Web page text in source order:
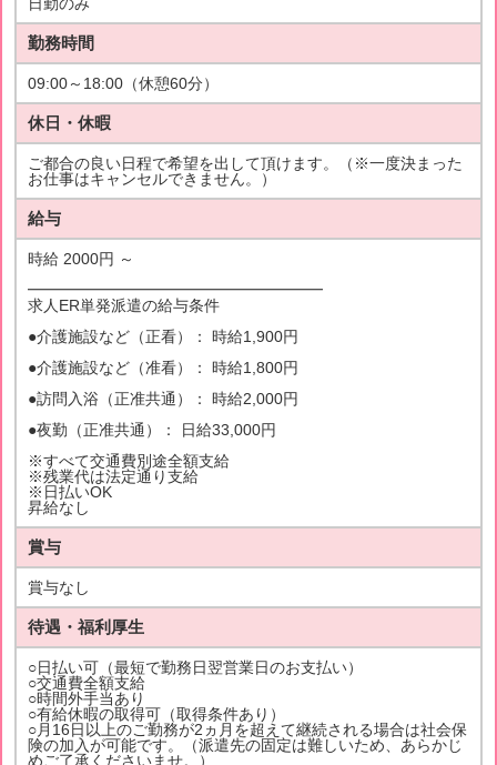
勤務時間
09:00～18:00（休憩60分）
休日・休暇
ご都合の良い日程で希望を出して頂けます。（※一度決まった
お仕事はキャンセルできません。）
給与
時給 2000円 ～
━━━━━━━━━━━━━━━━━━━
求人ER単発派遣の給与条件
●介護施設など（正看）： 時給1,900円
●介護施設など（准看）： 時給1,800円
●訪問入浴（正准共通）： 時給2,000円
●夜勤（正准共通）： 日給33,000円
※すべて交通費別途全額支給
※残業代は法定通り支給
※日払いOK
昇給なし
賞与
賞与なし
待遇・福利厚生
○日払い可（最短で勤務日翌営業日のお支払い）
○交通費全額支給
○時間外手当あり
○有給休暇の取得可（取得条件あり）
○月16日以上のご勤務が2ヵ月を超えて継続される場合は社会保
険の加入が可能です。（派遣先の固定は難しいため、あらかじ
めご了承くださいませ。）